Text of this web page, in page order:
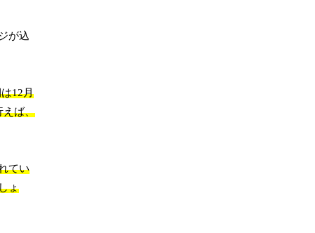
が込
12月
えば、
てい
ょ